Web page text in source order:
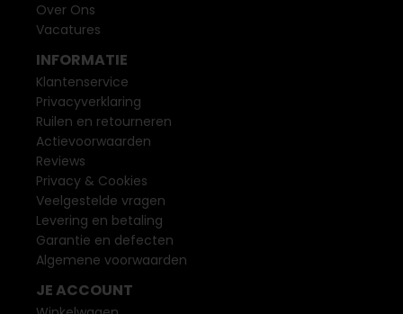
Over Ons
Vacatures
INFORMATIE
Klantenservice
Privacyverklaring
Ruilen en retourneren
Actievoorwaarden
Reviews
Privacy & Cookies
Veelgestelde vragen
Levering en betaling
Garantie en defecten
Algemene voorwaarden
JE ACCOUNT